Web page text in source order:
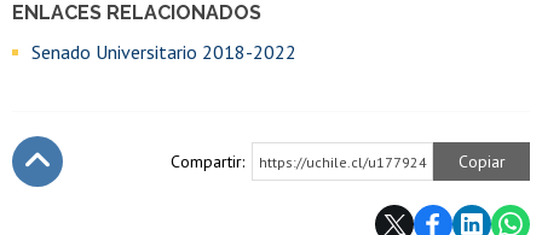
ENLACES RELACIONADOS
Senado Universitario 2018-2022
Compartir: https://uchile.cl/u177924 Copiar